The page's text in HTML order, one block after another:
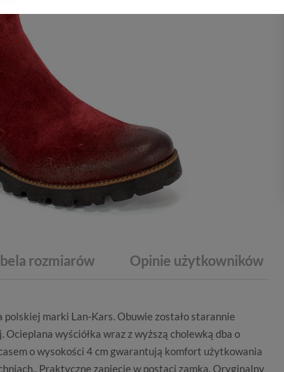
rozmiarów Opinie użytkowników
polskiej marki Lan-Kars. Obuwie zostało starannie
wyściółka wraz z wyższą cholewką dba o
o wysokości 4 cm gwarantują komfort użytkowania
Praktyczne zapięcie w postaci zamka. Oryginalny